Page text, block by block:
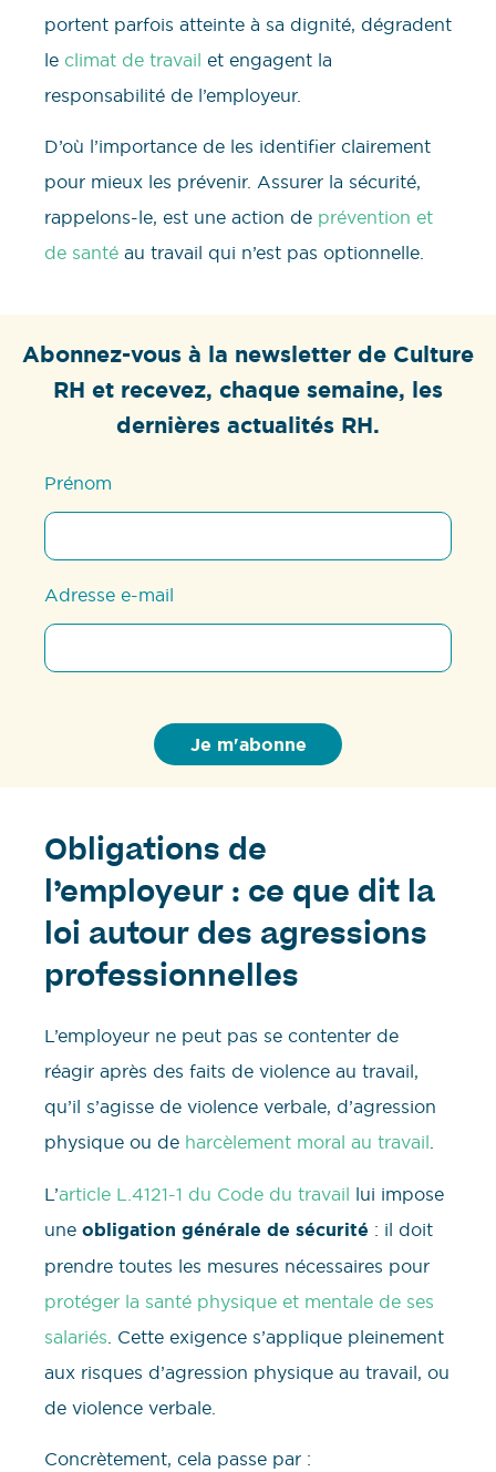
portent parfois atteinte à sa dignité, dégradent
le climat de travail et engagent la
responsabilité de l’employeur.
D’où l’importance de les identifier clairement
pour mieux les prévenir. Assurer la sécurité,
rappelons-le, est une action de prévention et
de santé au travail qui n’est pas optionnelle.
Abonnez-vous à la newsletter de Culture
RH et recevez, chaque semaine, les
dernières actualités RH.
Prénom
Adresse e-mail
Obligations de
l’employeur : ce que dit la
loi autour des agressions
professionnelles
L’employeur ne peut pas se contenter de
réagir après des faits de violence au travail,
qu’il s’agisse de violence verbale, d’agression
physique ou de harcèlement moral au travail.
L’article L.4121-1 du Code du travail lui impose
une obligation générale de sécurité : il doit
prendre toutes les mesures nécessaires pour
protéger la santé physique et mentale de ses
salariés . Cette exigence s’applique pleinement
aux risques d’agression physique au travail, ou
de violence verbale.
Concrètement, cela passe par :